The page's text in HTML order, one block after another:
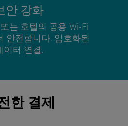
안 강화
는 호텔의 공용 Wi-Fi
안전합니다. 암호화된
이터 연결.
한 결제